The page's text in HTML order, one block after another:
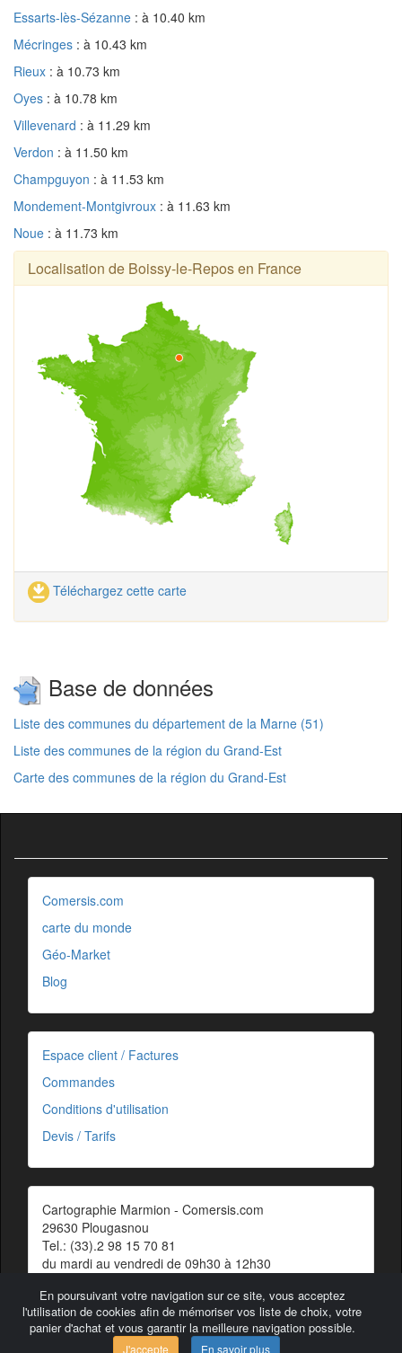
Essarts-lès-Sézanne : à 10.40 km
Mécringes : à 10.43 km
Rieux : à 10.73 km
Oyes : à 10.78 km
Villevenard : à 11.29 km
Verdon : à 11.50 km
Champguyon : à 11.53 km
Mondement-Montgivroux : à 11.63 km
Noue : à 11.73 km
Localisation de Boissy-le-Repos en France
Téléchargez cette carte
Base de données
Liste des communes du département de la Marne (51)
Liste des communes de la région du Grand-Est
Carte des communes de la région du Grand-Est
En poursuivant votre navigation sur ce site, vous acceptez
l'utilisation de cookies afin de mémoriser vos liste de choix, votre
panier d'achat et vous garantir la meilleure navigation possible.
J'accepte En savoir plus
Comersis.com
carte du monde
Géo-Market
Blog
Espace client / Factures
Commandes
Conditions d'utilisation
Devis / Tarifs
Cartographie Marmion - Comersis.com
29630 Plougasnou
Tel.: (33).2 98 15 70 81
du mardi au vendredi de 09h30 à 12h30
Contact